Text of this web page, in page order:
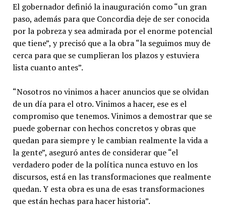
El gobernador definió la inauguración como “un gran
paso, además para que Concordia deje de ser conocida
por la pobreza y sea admirada por el enorme potencial
que tiene”, y precisó que a la obra “la seguimos muy de
cerca para que se cumplieran los plazos y estuviera
lista cuanto antes”.
“Nosotros no vinimos a hacer anuncios que se olvidan
de un día para el otro. Vinimos a hacer, ese es el
compromiso que tenemos. Vinimos a demostrar que se
puede gobernar con hechos concretos y obras que
quedan para siempre y le cambian realmente la vida a
la gente”, aseguró antes de considerar que “el
verdadero poder de la política nunca estuvo en los
discursos, está en las transformaciones que realmente
quedan. Y esta obra es una de esas transformaciones
que están hechas para hacer historia”.